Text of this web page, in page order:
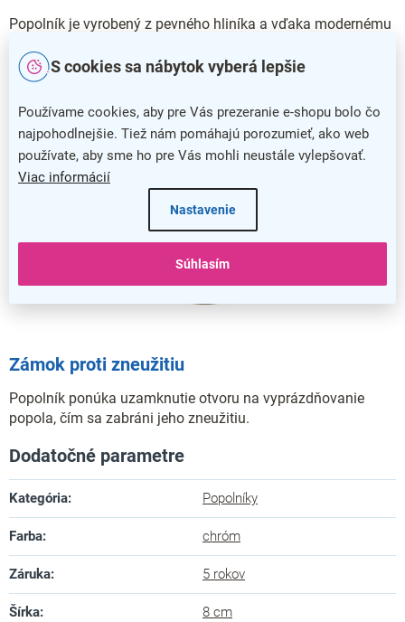
S cookies sa nábytok vyberá lepšie
Používame cookies, aby pre Vás prezeranie e-shopu bolo čo
najpohodlnejšie. Tiež nám pomáhajú porozumieť, ako web
používate, aby sme ho pre Vás mohli neustále vylepšovať.
Viac informácií
Nastavenie
Súhlasím
Popolník je vyrobený z pevného hliníka a vďaka modernému
Zámok proti zneužitiu
Popolník ponúka uzamknutie otvoru na vyprázdňovanie
popola, čím sa zabráni jeho zneužitiu.
Dodatočné parametre
Kategória: Popolníky
Farba: chróm
Záruka: 5 rokov
Šírka: 8 cm